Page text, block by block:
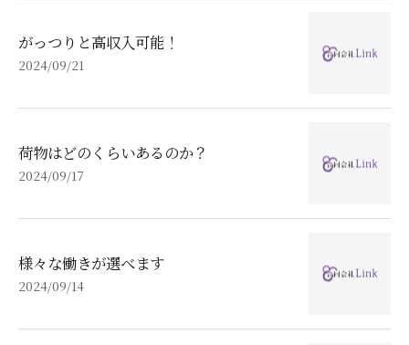
がっつりと高収入可能！
2024/09/21
荷物はどのくらいあるのか？
2024/09/17
様々な働きが選べます
2024/09/14